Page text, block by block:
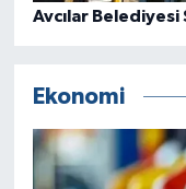
Avcılar
Ekonomi